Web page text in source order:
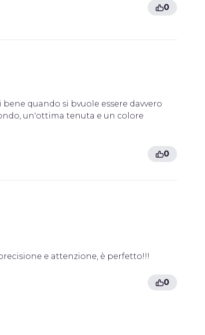
0
quando si bvuole essere davvero
un'ottima tenuta e un colore
0
e attenzione, è perfetto!!!
0